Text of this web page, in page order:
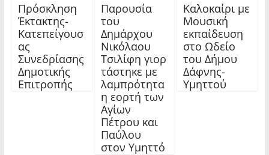
Πρόσκληση
Έκτακτης-
Κατεπείγουσ
ας
Συνεδρίασης
Δημοτικής
Επιτροπής
Παρουσία
του
Δημάρχου
Νικόλαου
Τσιλίφη γιορ
τάστηκε με
λαμπρότητα
η εορτή των
Αγίων
Πέτρου και
Παύλου
στον Υμηττό
Καλοκαίρι με
Μουσική
εκπαίδευση
στο Ωδείο
του Δήμου
Δάφνης-
Υμηττού